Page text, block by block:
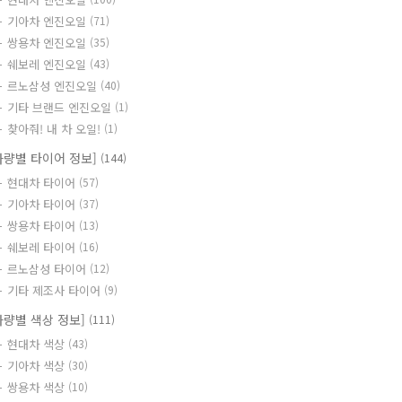
기아차 엔진오일 (71)
쌍용차 엔진오일 (35)
쉐보레 엔진오일 (43)
르노삼성 엔진오일 (40)
기타 브랜드 엔진오일 (1)
찾아줘! 내 차 오일! (1)
별 타이어 정보] (144)
현대차 타이어 (57)
기아차 타이어 (37)
쌍용차 타이어 (13)
쉐보레 타이어 (16)
르노삼성 타이어 (12)
기타 제조사 타이어 (9)
별 색상 정보] (111)
현대차 색상 (43)
기아차 색상 (30)
쌍용차 색상 (10)